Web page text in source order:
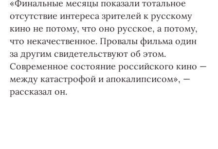
«Финальные месяцы показали тотальное
отсутствие интереса зрителей к русскому
кино не потому, что оно русское, а потому,
что некачественное. Провалы фильма один
за другим свидетельствуют об этом.
Современное состояние российского кино —
между катастрофой и апокалипсисом», —
рассказал он.